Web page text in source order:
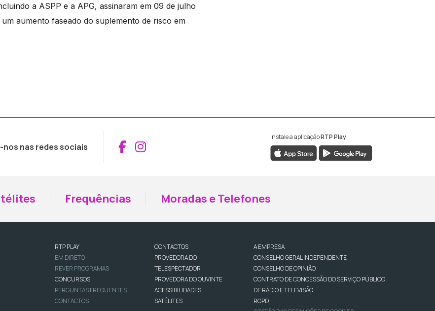
a ASPP e a APG, assinaram em 09 de julho
aumento faseado do suplemento de risco em
nos nas redes sociais Aceder ao Facebook da RTP Madeira
Aceder ao Instagram da RTP Madeira
Instale a aplicaçãoRTP Play
Frequências Moradas e Telefones
RTP PLAY
EM DIRETO
REVER PROGRAMAS
CONCURSOS
PERGUNTAS FREQUENTES
CONTACTOS
CONTACTOS
PROVEDORA DO
TELESPECTADOR
PROVEDORA DO OUVINTE
ACESSIBILIDADES
SATÉLITES
A EMPRESA
CONSELHO GERAL INDEPENDENTE
CONSELHO DE OPINIÃO
CONTRATO DE CONCESSÃO DO SERVIÇO PÚBLICO
DE RÁDIO E TELEVISÃO
RGPD